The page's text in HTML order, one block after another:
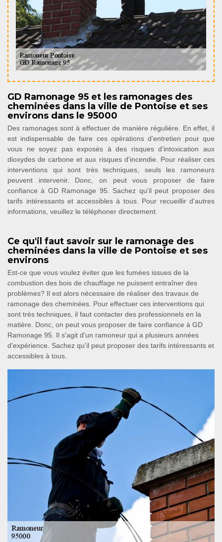
GD Ramonage 95 et les ramonages des
cheminées dans la ville de Pontoise et ses
environs dans le 95000
Des ramonages sont à effectuer de manière régulière. En effet, il
est indispensable de faire ces opérations d'entretien pour que
vous ne soyez pas exposés à des risques d'intoxication aux
dioxydes de carbone et aux risques d'incendie. Pour réaliser ces
interventions qui sont très techniques, seuls les ramoneurs
peuvent intervenir. Donc, on peut vous proposer de faire
confiance à GD Ramonage 95. Sachez qu'il peut proposer des
tarifs intéressants et accessibles à tous. Pour recueillir d'autres
informations, veuillez le téléphoner directement.
Ce qu'il faut savoir sur le ramonage des
cheminées dans la ville de Pontoise et ses
environs
Est-ce que vous voulez éviter que les fumées issues de la
combustion des bois de chauffage ne puissent entraîner des
problèmes? Il est alors nécessaire de réaliser des travaux de
ramonage des cheminées. Pour effectuer ces interventions qui
sont très techniques, il faut contacter des professionnels en la
matière. Donc, on peut vous proposer de faire confiance à GD
Ramonage 95. Il s'agit d'un ramoneur qui a plusieurs années
d'expérience. Sachez qu'il peut proposer des tarifs intéressants et
accessibles à tous.